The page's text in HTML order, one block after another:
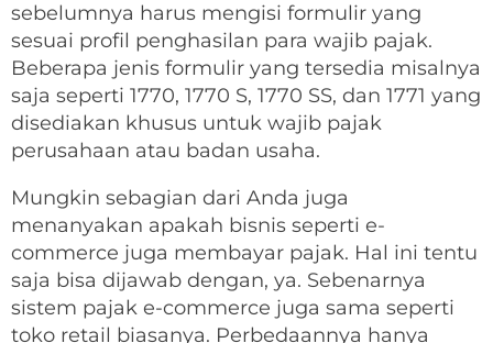
sebelumnya harus mengisi formulir yang
sesuai profil penghasilan para wajib pajak.
Beberapa jenis formulir yang tersedia misalnya
saja seperti 1770, 1770 S, 1770 SS, dan 1771 yang
disediakan khusus untuk wajib pajak
perusahaan atau badan usaha.
Mungkin sebagian dari Anda juga
menanyakan apakah bisnis seperti e-
commerce juga membayar pajak. Hal ini tentu
saja bisa dijawab dengan, ya. Sebenarnya
sistem pajak e-commerce juga sama seperti
toko retail biasanya. Perbedaannya hanya